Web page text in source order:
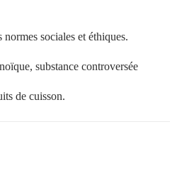
sociales et éthiques.
substance controversée
de cuisson.